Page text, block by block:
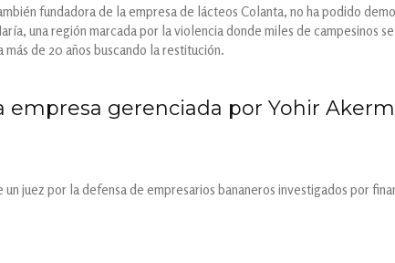
fundadora de la empresa de lácteos Colanta, no ha podido
una región marcada por la violencia donde miles de campesinos
de 20 años buscando la restitución.
empresa gerenciada por Yohir
juez por la defensa de empresarios bananeros investigados por